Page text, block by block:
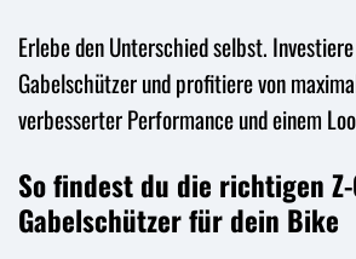
Erlebe den Unterschied selbst.
Gabelschützer und profitiere von
verbesserter Performance und einem
So findest du die richtigen
Gabelschützer für dein Bike